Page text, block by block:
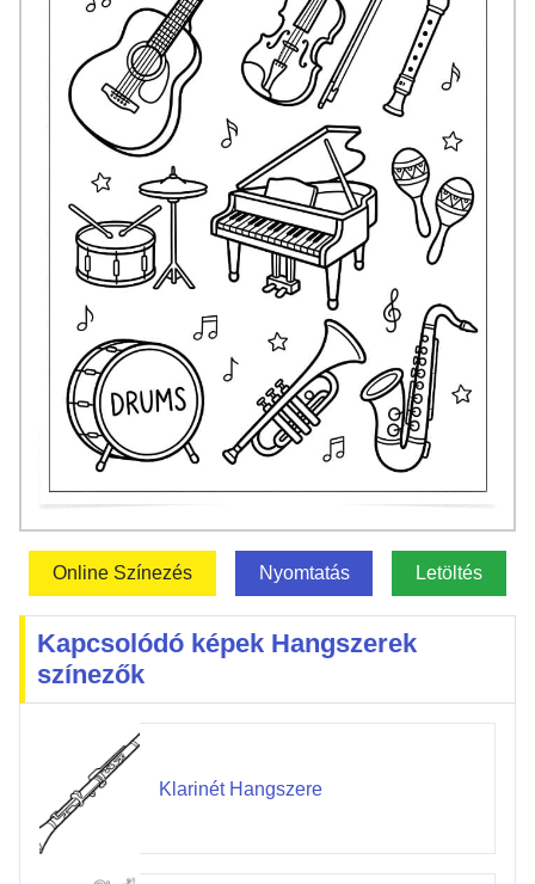
Online Színezés Nyomtatás Letöltés
Kapcsolódó képek Hangszerek
színezők
Klarinét Hangszere